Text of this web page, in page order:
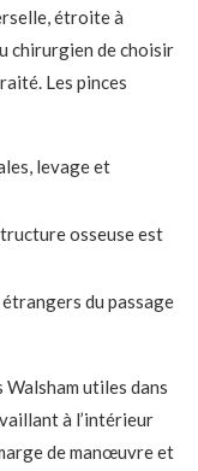
étroite à
chirurgien de choisir
Les pinces
levage et
osseuse est
du passage
utiles dans
à l’intérieur
de manœuvre et